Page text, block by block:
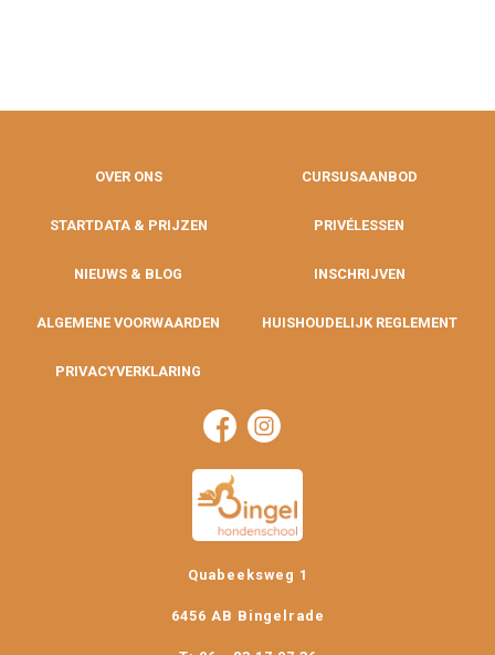
OVER ONS CURSUSAANBOD
STARTDATA & PRIJZEN PRIVÉLESSEN
NIEUWS & BLOG INSCHRIJVEN
ALGEMENE VOORWAARDEN HUISHOUDELIJK REGLEMENT
PRIVACYVERKLARING
Quabeeksweg 1
6456 AB Bingelrade